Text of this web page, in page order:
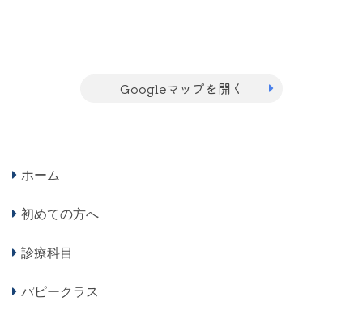
Googleマップを開く
ホーム
初めての方へ
診療科目
パピークラス